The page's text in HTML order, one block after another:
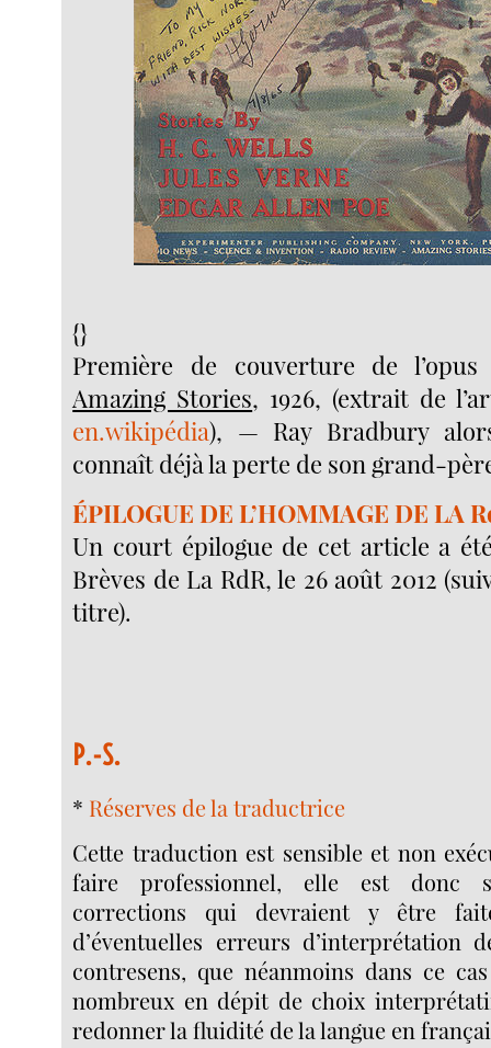
{}
Première de couverture de
Amazing Stories, 1926, (extrait de
en.wikipédia), — Ray Bradbury
connaît déjà la perte de son grand-
ÉPILOGUE DE L’HOMMAGE DE LA
Un court épilogue de cet article a
Brèves de La RdR, le 26 août 2012
titre).
P.-S.
* Réserves de la traductrice
Cette traduction est sensible et non
faire professionnel, elle est donc
corrections qui devraient y être
d’éventuelles erreurs d’interprétation
contresens, que néanmoins dans ce
nombreux en dépit de choix
redonner la fluidité de la langue en